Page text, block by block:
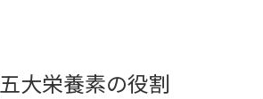
大栄養素の役割